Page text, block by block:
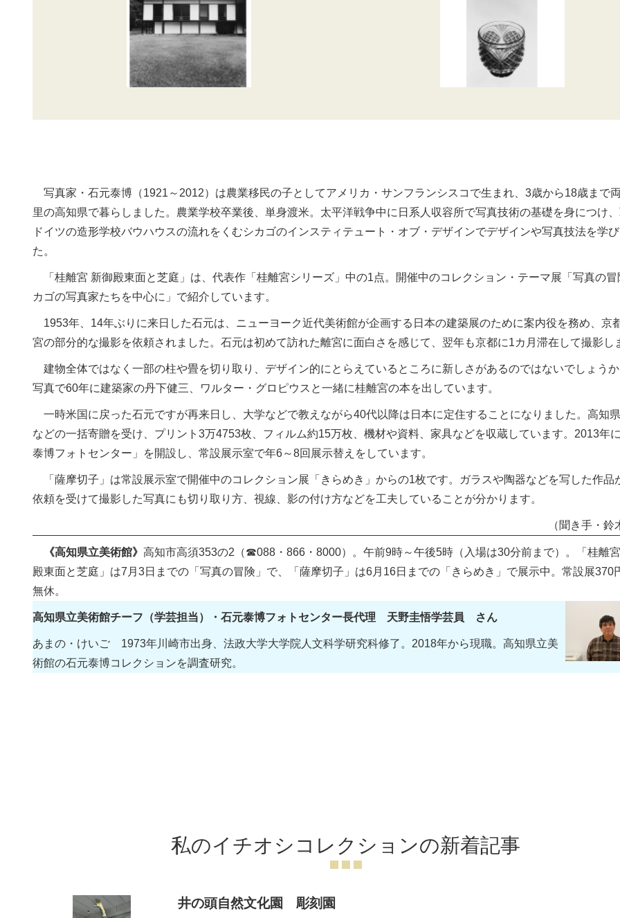
写真家・石元泰博（1921～2012）は農業移民の子としてアメリカ・サンフランシスコで生まれ、3歳から18歳まで
里の高知県で暮らしました。農業学校卒業後、単身渡米。太平洋戦争中に日系人収容所で写真技術の基礎を身につけ
ドイツの造形学校バウハウスの流れをくむシカゴのインスティテュート・オブ・デザインでデザインや写真技法を学
た。
「桂離宮 新御殿東面と芝庭」は、代表作「桂離宮シリーズ」中の1点。開催中のコレクション・テーマ展「写真の
カゴの写真家たちを中心に」で紹介しています。
1953年、14年ぶりに来日した石元は、ニューヨーク近代美術館が企画する日本の建築展のために案内役を務め、京
宮の部分的な撮影を依頼されました。石元は初めて訪れた離宮に面白さを感じて、翌年も京都に1カ月滞在して撮影し
建物全体ではなく一部の柱や畳を切り取り、デザイン的にとらえているところに新しさがあるのではないでしょう
写真で60年に建築家の丹下健三、ワルター・グロピウスと一緒に桂離宮の本を出しています。
一時米国に戻った石元ですが再来日し、大学などで教えながら40代以降は日本に定住することになりました。高知
などの一括寄贈を受け、プリント3万4753枚、フィルム約15万枚、機材や資料、家具などを収蔵しています。2013年
泰博フォトセンター」を開設し、常設展示室で年6～8回展示替えをしています。
「薩摩切子」は常設展示室で開催中のコレクション展「きらめき」からの1枚です。ガラスや陶器などを写した作品
依頼を受けて撮影した写真にも切り取り方、視線、影の付け方などを工夫していることが分かります。
（聞き手・鈴
《高知県立美術館》 高知市高須353の2（☎088・866・8000）。午前9時～午後5時（入場は30分前まで）。「桂離
殿東面と芝庭」は7月3日までの「写真の冒険」で、「薩摩切子」は6月16日までの「きらめき」で展示中。常設展370
無休。
高知県立美術館チーフ（学芸担当）・石元泰博フォトセンター長代理 天野圭悟学芸員 さん
あまの・けいご 1973年川崎市出身、法政大学大学院人文科学研究科修了。2018年から現職。高知県立美
術館の石元泰博コレクションを調査研究。
私のイチオシコレクションの新着記事
井の頭自然文化園 彫刻園